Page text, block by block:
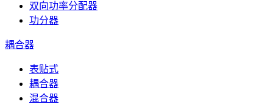
双向功率分配器
功分器
耦合器
表贴式
耦合器
混合器